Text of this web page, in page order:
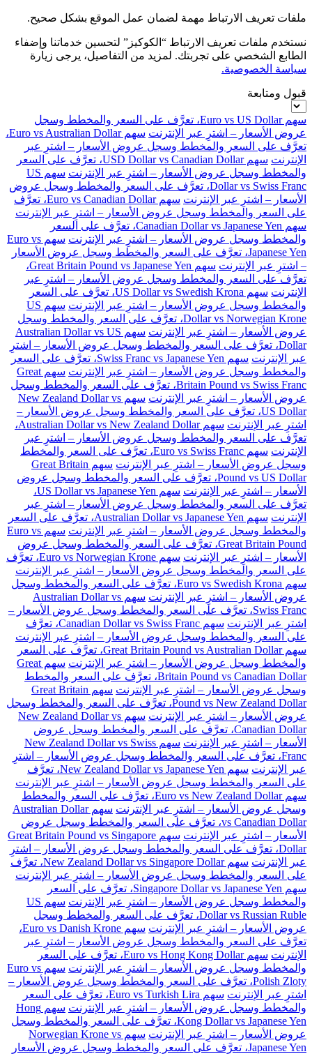
ملفات تعريف الارتباط مهمة لضمان عمل الموقع بشكل صحيح.
نستخدم ملفات تعريف الارتباط “الكوكيز” لتحسين خدماتنا وإضفاء
الطابع الشخصي على تجربتك. لمزيد من التفاصيل، يرجى زيارة
سياسة الخصوصية.
قبول ومتابعة
سهم Euro vs US Dollar، تعرَّف على السعر والمخطط وسجل
عروض الأسعار – اشترِ عبر الإنترنت
سهم Euro vs Australian Dollar،
تعرَّف على السعر والمخطط وسجل عروض الأسعار – اشترِ عبر
الإنترنت
سهم USD Dollar vs Canadian Dollar، تعرَّف على السعر
والمخطط وسجل عروض الأسعار – اشترِ عبر الإنترنت
سهم US
Dollar vs Swiss Franc، تعرَّف على السعر والمخطط وسجل عروض
الأسعار – اشترِ عبر الإنترنت
سهم Euro vs Canadian Dollar، تعرَّف
على السعر والمخطط وسجل عروض الأسعار – اشترِ عبر الإنترنت
سهم Canadian Dollar vs Japanese Yen، تعرَّف على السعر
والمخطط وسجل عروض الأسعار – اشترِ عبر الإنترنت
سهم Euro vs
Japanese Yen، تعرَّف على السعر والمخطط وسجل عروض الأسعار
– اشترِ عبر الإنترنت
سهم Great Britain Pound vs Japanese Yen،
تعرَّف على السعر والمخطط وسجل عروض الأسعار – اشترِ عبر
الإنترنت
سهم US Dollar vs Swedish Krona، تعرَّف على السعر
والمخطط وسجل عروض الأسعار – اشترِ عبر الإنترنت
سهم US
Dollar vs Norwegian Krone، تعرَّف على السعر والمخطط وسجل
عروض الأسعار – اشترِ عبر الإنترنت
سهم Australian Dollar vs US
Dollar، تعرَّف على السعر والمخطط وسجل عروض الأسعار – اشترِ
عبر الإنترنت
سهم Swiss Franc vs Japanese Yen، تعرَّف على السعر
والمخطط وسجل عروض الأسعار – اشترِ عبر الإنترنت
سهم Great
Britain Pound vs Swiss Franc، تعرَّف على السعر والمخطط وسجل
عروض الأسعار – اشترِ عبر الإنترنت
سهم New Zealand Dollar vs
US Dollar، تعرَّف على السعر والمخطط وسجل عروض الأسعار –
اشترِ عبر الإنترنت
سهم Australian Dollar vs New Zealand Dollar،
تعرَّف على السعر والمخطط وسجل عروض الأسعار – اشترِ عبر
الإنترنت
سهم Euro vs Swiss Franc، تعرَّف على السعر والمخطط
وسجل عروض الأسعار – اشترِ عبر الإنترنت
سهم Great Britain
Pound vs US Dollar، تعرَّف على السعر والمخطط وسجل عروض
الأسعار – اشترِ عبر الإنترنت
سهم US Dollar vs Japanese Yen،
تعرَّف على السعر والمخطط وسجل عروض الأسعار – اشترِ عبر
الإنترنت
سهم Australian Dollar vs Japanese Yen، تعرَّف على السعر
والمخطط وسجل عروض الأسعار – اشترِ عبر الإنترنت
سهم Euro vs
Great Britain Pound، تعرَّف على السعر والمخطط وسجل عروض
الأسعار – اشترِ عبر الإنترنت
سهم Euro vs Norwegian Krone، تعرَّف
على السعر والمخطط وسجل عروض الأسعار – اشترِ عبر الإنترنت
سهم Euro vs Swedish Krona، تعرَّف على السعر والمخطط وسجل
عروض الأسعار – اشترِ عبر الإنترنت
سهم Australian Dollar vs
Swiss Franc، تعرَّف على السعر والمخطط وسجل عروض الأسعار –
اشترِ عبر الإنترنت
سهم Canadian Dollar vs Swiss Franc، تعرَّف
على السعر والمخطط وسجل عروض الأسعار – اشترِ عبر الإنترنت
سهم Great Britain Pound vs Australian Dollar، تعرَّف على السعر
والمخطط وسجل عروض الأسعار – اشترِ عبر الإنترنت
سهم Great
Britain Pound vs Canadian Dollar، تعرَّف على السعر والمخطط
وسجل عروض الأسعار – اشترِ عبر الإنترنت
سهم Great Britain
Pound vs New Zealand Dollar، تعرَّف على السعر والمخطط وسجل
عروض الأسعار – اشترِ عبر الإنترنت
سهم New Zealand Dollar vs
Canadian Dollar، تعرَّف على السعر والمخطط وسجل عروض
الأسعار – اشترِ عبر الإنترنت
سهم New Zealand Dollar vs Swiss
Franc، تعرَّف على السعر والمخطط وسجل عروض الأسعار – اشترِ
عبر الإنترنت
سهم New Zealand Dollar vs Japanese Yen، تعرَّف
على السعر والمخطط وسجل عروض الأسعار – اشترِ عبر الإنترنت
سهم Euro vs New Zealand Dollar، تعرَّف على السعر والمخطط
وسجل عروض الأسعار – اشترِ عبر الإنترنت
سهم Australian Dollar
vs Canadian Dollar، تعرَّف على السعر والمخطط وسجل عروض
الأسعار – اشترِ عبر الإنترنت
سهم Great Britain Pound vs Singapore
Dollar، تعرَّف على السعر والمخطط وسجل عروض الأسعار – اشترِ
عبر الإنترنت
سهم New Zealand Dollar vs Singapore Dollar، تعرَّف
على السعر والمخطط وسجل عروض الأسعار – اشترِ عبر الإنترنت
سهم Singapore Dollar vs Japanese Yen، تعرَّف على السعر
والمخطط وسجل عروض الأسعار – اشترِ عبر الإنترنت
سهم US
Dollar vs Russian Ruble، تعرَّف على السعر والمخطط وسجل
عروض الأسعار – اشترِ عبر الإنترنت
سهم Euro vs Danish Krone،
تعرَّف على السعر والمخطط وسجل عروض الأسعار – اشترِ عبر
الإنترنت
سهم Euro vs Hong Kong Dollar، تعرَّف على السعر
والمخطط وسجل عروض الأسعار – اشترِ عبر الإنترنت
سهم Euro vs
Polish Zloty، تعرَّف على السعر والمخطط وسجل عروض الأسعار –
اشترِ عبر الإنترنت
سهم Euro vs Turkish Lira، تعرَّف على السعر
والمخطط وسجل عروض الأسعار – اشترِ عبر الإنترنت
سهم Hong
Kong Dollar vs Japanese Yen، تعرَّف على السعر والمخطط وسجل
عروض الأسعار – اشترِ عبر الإنترنت
سهم Norwegian Krone vs
Japanese Yen، تعرَّف على السعر والمخطط وسجل عروض الأسعار